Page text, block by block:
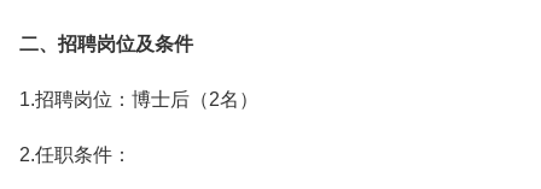
二、招聘岗位及条件
1.招聘岗位：博士后（2名）
2.任职条件：